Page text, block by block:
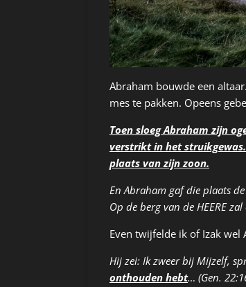
Abraham bouwde een
mes te pakken. Opeens
Toen sloeg Abraham zijn
verstrikt in het
plaats van zijn zoon.
En Abraham gaf die plaats
Op de berg van de HEERE
Even twijfelde ik of Izak wel
Hij zei: Ik zweer bij Mijzelf,
onthouden hebt… (Gen.